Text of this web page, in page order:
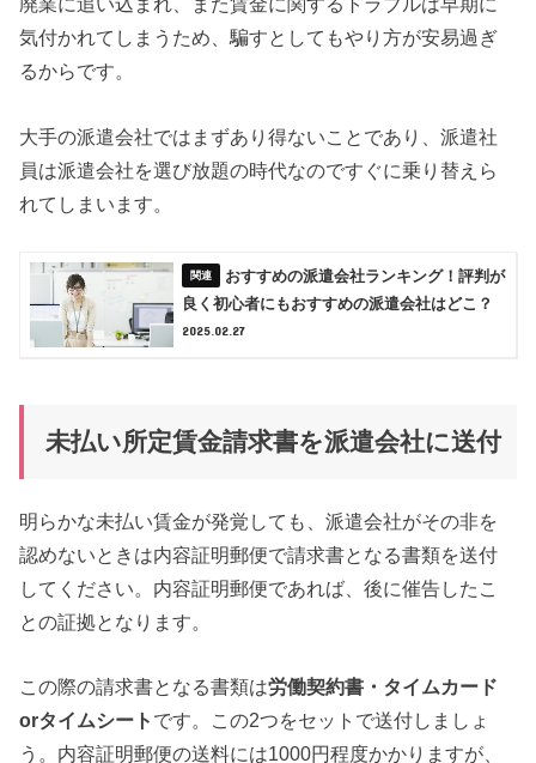
気付かれてしまうため、騙すとしてもやり方が安易過ぎ
るからです。
大手の派遣会社ではまずあり得ないことであり、派遣社
員は派遣会社を選び放題の時代なのですぐに乗り替えら
れてしまいます。
おすすめの派遣会社ランキング！評判が
良く初心者にもおすすめの派遣会社はどこ？
2025.02.27
未払い所定賃金請求書を派遣会社に送付
明らかな未払い賃金が発覚しても、派遣会社がその非を
認めないときは内容証明郵便で請求書となる書類を送付
してください。内容証明郵便であれば、後に催告したこ
との証拠となります。
この際の請求書となる書類は労働契約書・タイムカード
orタイムシート です。この2つをセットで送付しましょ
う。内容証明郵便の送料には1000円程度かかりますが、